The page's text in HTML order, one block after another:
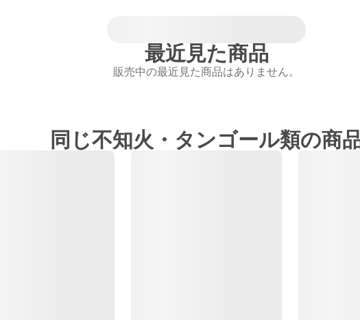
最近見た商品
販売中の最近見た商品はありません。
同じ不知火・タンゴール類の商